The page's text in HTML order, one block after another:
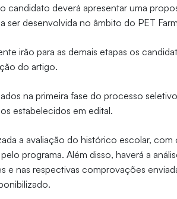
candidato deverá apresentar uma
ser desenvolvida no âmbito do PET
irão para as demais etapas os
do artigo.
na primeira fase do processo
estabelecidos em edital.
a avaliação do histórico escolar,
programa. Além disso, haverá a
e nas respectivas comprovações